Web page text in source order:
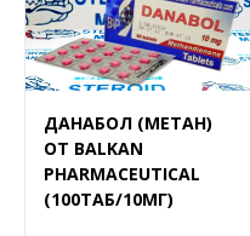
ДАНАБОЛ (МЕТАН)
ОТ BALKAN
PHARMACEUTICAL
(100ТАБ/10МГ)